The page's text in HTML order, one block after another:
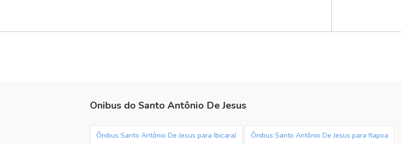
Ônibus do Santo Antônio De Jesus
Ônibus Santo Antônio De Jesus para Ibicaraí Ônibus Santo Antônio De Jesus para Itapoa